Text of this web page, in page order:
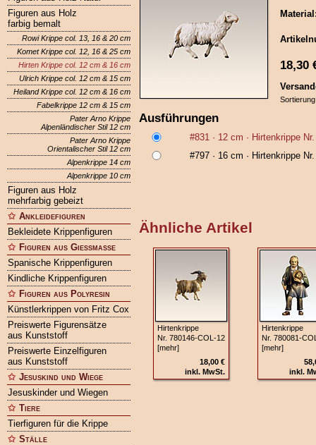
Figuren aus Holz
farbig bemalt
Rowi Krippe col. 13, 16 & 20 cm
Komet Krippe col. 12, 16 & 25 cm
Hirten Krippe col. 12 cm & 16 cm
Ulrich Krippe col. 12 cm & 15 cm
Heiland Krippe col. 12 cm & 16 cm
Fabelkrippe 12 cm & 15 cm
Pater Arno Krippe
Alpenländischer Stil 12 cm
Pater Arno Krippe
Orientalischer Stil 12 cm
Alpenkrippe 14 cm
Alpenkrippe 10 cm
Figuren aus Holz
mehrfarbig gebeizt
Ankleidefiguren
Bekleidete Krippenfiguren
Figuren aus Gießmasse
Spanische Krippenfiguren
Kindliche Krippenfiguren
Figuren aus Polyresin
Künstlerkrippen von Fritz Cox
Preiswerte Figurensätze
aus Kunststoff
Preiswerte Einzelfiguren
aus Kunststoff
Jesuskind und Wiege
Jesuskinder und Wiegen
Tiere
Tierfiguren für die Krippe
Ställe
18,30
Ausführungen
#831 · 12 cm · Hirtenkrippe
#797 · 16 cm · Hirtenkrippe
Ähnliche Artikel
Hirtenkrippe
Nr. 780146‑COL‑12
[mehr]
18,00 €
inkl. MwSt.
Hirtenkrippe
Nr.
[mehr]
inkl.